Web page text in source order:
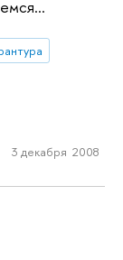
3 декабря 2008